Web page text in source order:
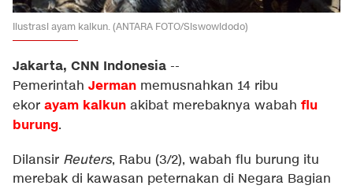
Ilustrasi ayam kalkun. (ANTARA FOTO/Siswowidodo)
Jakarta, CNN Indonesia --
Pemerintah Jerman memusnahkan 14 ribu
ekor ayam kalkun akibat merebaknya wabah flu
burung.
Dilansir Reuters, Rabu (3/2), wabah flu burung itu
merebak di kawasan peternakan di Negara Bagian